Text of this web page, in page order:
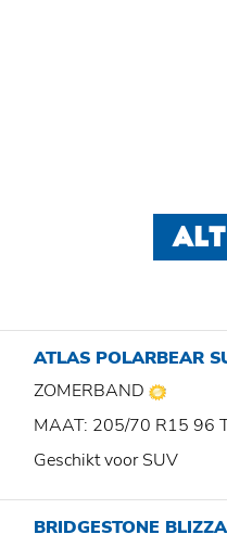
ATLAS POLARBEAR
ZOMERBAND
MAAT: 205/70 R15 96
Geschikt voor SUV
BRIDGESTONE